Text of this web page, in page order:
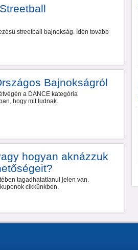
streetball bajnokság. Idén tovább
Bajnokságról
a DANCE kategória
hogy mit tudnak.
hogyan aknázzuk
tagadhatatlanul jelen van.
cikkünkben.